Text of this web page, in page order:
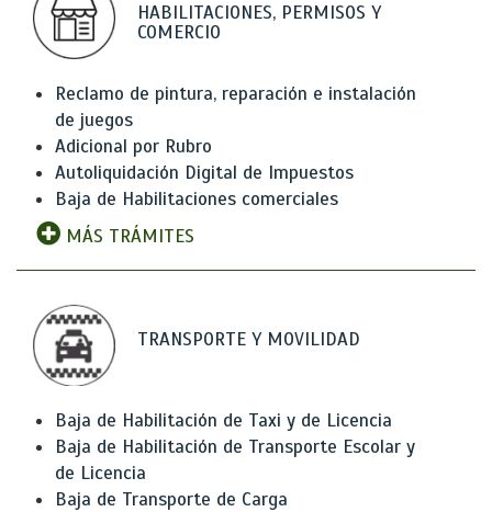
HABILITACIONES, PERMISOS Y
COMERCIO
Reclamo de pintura, reparación e instalación
de juegos
Adicional por Rubro
Autoliquidación Digital de Impuestos
Baja de Habilitaciones comerciales
MÁS TRÁMITES
TRANSPORTE Y MOVILIDAD
Baja de Habilitación de Taxi y de Licencia
Baja de Habilitación de Transporte Escolar y
de Licencia
Baja de Transporte de Carga